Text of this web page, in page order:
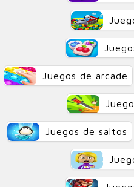
Juegos de arcade
Juegos de saltos